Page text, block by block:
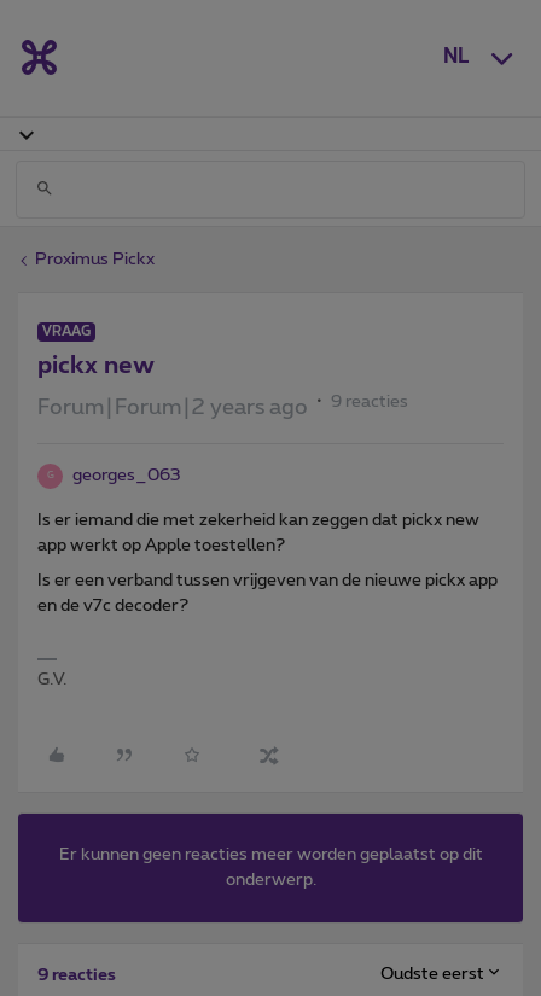
NL
Proximus Pickx
VRAAG
pickx new
Forum|Forum|2 years ago 9 reacties
G georges_063
Is er iemand die met zekerheid kan zeggen dat pickx new
app werkt op Apple toestellen?
Is er een verband tussen vrijgeven van de nieuwe pickx app
en de v7c decoder?
G.V.
Er kunnen geen reacties meer worden geplaatst op dit
onderwerp.
9 reacties Oudste eerst